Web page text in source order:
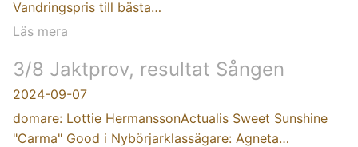
Vandringspris till bästa…
Läs mera
3/8 Jaktprov, resultat Sången
2024-09-07
domare: Lottie HermanssonActualis Sweet Sunshine
"Carma" Good i Nybörjarklassägare: Agneta…